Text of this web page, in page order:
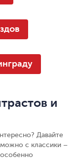
и
Давайте
можно с классики –